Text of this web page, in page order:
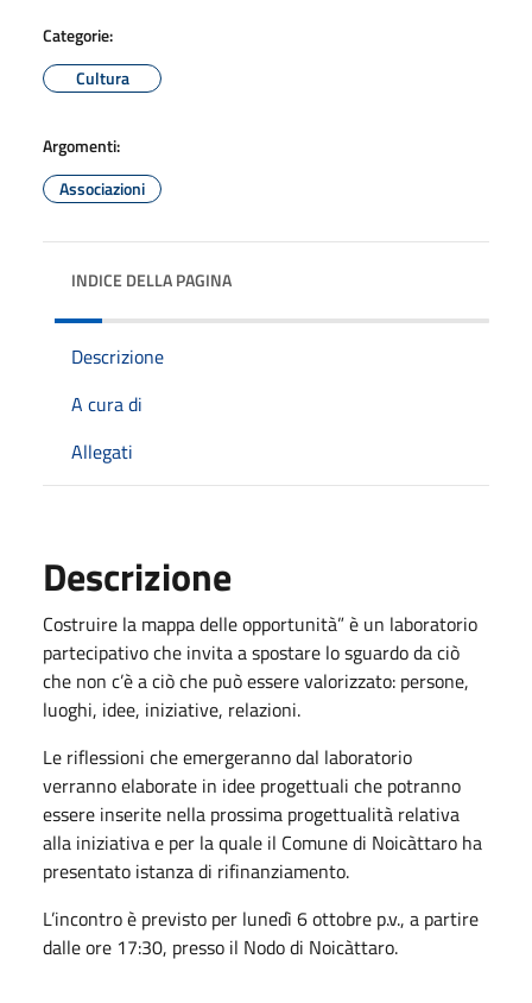
Categorie:
Cultura
Argomenti:
Associazioni
INDICE DELLA PAGINA
Descrizione
A cura di
Allegati
Descrizione
Costruire la mappa delle opportunità” è un laboratorio
partecipativo che invita a spostare lo sguardo da ciò
che non c’è a ciò che può essere valorizzato: persone,
luoghi, idee, iniziative, relazioni.
Le riflessioni che emergeranno dal laboratorio
verranno elaborate in idee progettuali che potranno
essere inserite nella prossima progettualità relativa
alla iniziativa e per la quale il Comune di Noicàttaro ha
presentato istanza di rifinanziamento.
L’incontro è previsto per lunedì 6 ottobre p.v., a partire
dalle ore 17:30, presso il Nodo di Noicàttaro.